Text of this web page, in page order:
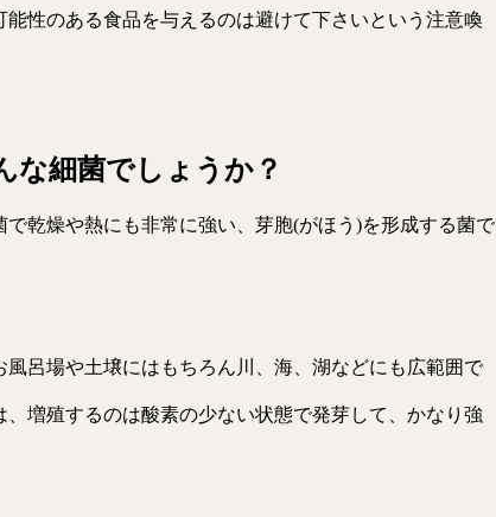
能性のある食品を与えるのは避けて下さいという注意喚
な細菌でしょうか？
乾燥や熱にも非常に強い、芽胞(がほう)を形成する菌で
呂場や土壌にはもちろん川、海、湖などにも広範囲で
増殖するのは酸素の少ない状態で発芽して、かなり強